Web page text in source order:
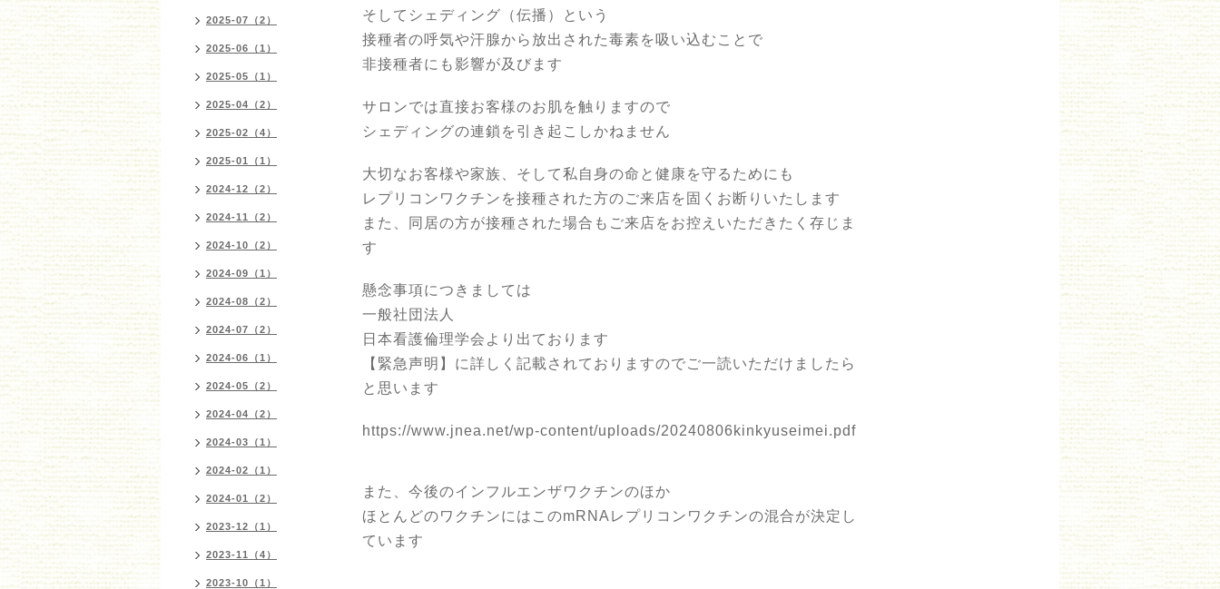
そしてシェディング（伝播）という
接種者の呼気や汗腺から放出された毒素を吸い込むことで
非接種者にも影響が及びます
サロンでは直接お客様のお肌を触りますので
シェディングの連鎖を引き起こしかねません
大切なお客様や家族、そして私自身の命と健康を守るためにも
レプリコンワクチンを接種された方のご来店を固くお断りいたします
また、同居の方が接種された場合もご来店をお控えいただきたく存じま
す
懸念事項につきましては
一般社団法人
日本看護倫理学会より出ております
【緊急声明】に詳しく記載されておりますのでご一読いただけましたら
と思います
https://www.jnea.net/wp-content/uploads/20240806kinkyuseimei.pdf
また、今後のインフルエンザワクチンのほか
ほとんどのワクチンにはこのmRNAレプリコンワクチンの混合が決定し
ています
2025-07（2）
2025-06（1）
2025-05（1）
2025-04（2）
2025-02（4）
2025-01（1）
2024-12（2）
2024-11（2）
2024-10（2）
2024-09（1）
2024-08（2）
2024-07（2）
2024-06（1）
2024-05（2）
2024-04（2）
2024-03（1）
2024-02（1）
2024-01（2）
2023-12（1）
2023-11（4）
2023-10（1）